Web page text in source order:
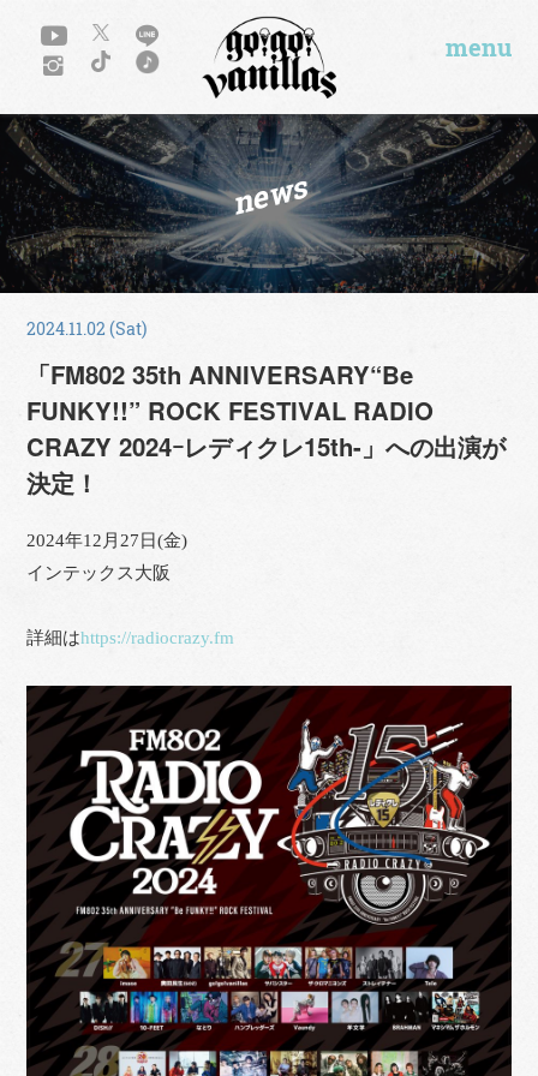
menu
news
2024.11.02 (Sat)
「FM802 35th ANNIVERSARY“Be
FUNKY!!” ROCK FESTIVAL RADIO
CRAZY 2024ｰレディクレ15th-」への出演が
決定！
2024年12月27日(金)
インテックス大阪
詳細はhttps://radiocrazy.fm